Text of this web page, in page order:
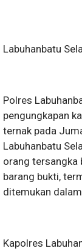
Labuhanbatu
Polres
pengungkapan
ternak pada
Labuhanbatu
orang tersangka
barang bukti,
ditemukan
Kapolres